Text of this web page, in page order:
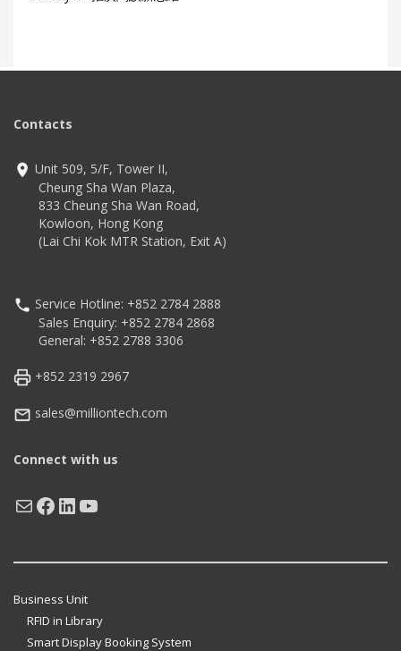
Contacts
Unit 509, 5/F, Tower II,
Cheung Sha Wan Plaza,
833 Cheung Sha Wan Road,
Kowloon, Hong Kong
(Lai Chi Kok MTR Station, Exit A)
Service Hotline: +852 2784 2888
Sales Enquiry: +852 2784 2868
General: +852 2788 3306
+852 2319 2967
sales@milliontech.com
Connect with us
MailFacebook
LinkedIn
YouTube
Business Unit
RFID in Library
Smart Display Booking System